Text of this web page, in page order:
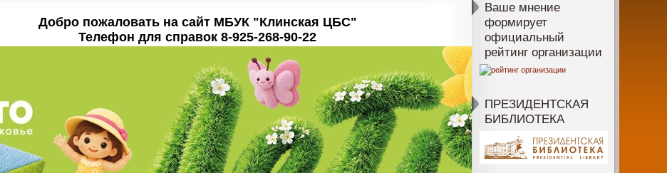
Добро пожаловать на сайт МБУК "Клинская ЦБС"
Телефон для справок 8-925-268-90-22
Ваше мнение
формирует
официальный
рейтинг организации
ПРЕЗИДЕНТСКАЯ
БИБЛИОТЕКА